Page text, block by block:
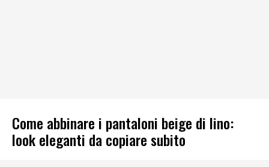
Come abbinare i pantaloni beige di lino:
look eleganti da copiare subito